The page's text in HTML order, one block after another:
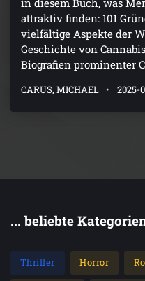
in diesem Buch, was
attraktiv finden: 101
vielfältige Aspekte der
Geschichte von
Biografien prominenter
CARUS, MICHAEL 2025-
... beliebte
Thriller Horror